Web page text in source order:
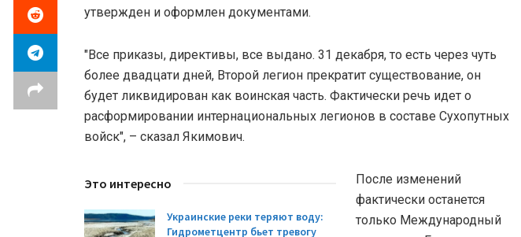
утвержден и оформлен документами.
"Все приказы, директивы, все выдано. 31 декабря, то есть через чуть
более двадцати дней, Второй легион прекратит существование, он
будет ликвидирован как воинская часть. Фактически речь идет о
расформировании интернациональных легионов в составе Сухопутных
войск", – сказал Якимович.
Это интересно
Украинские реки теряют воду:
Гидрометцентр бьет тревогу
После изменений
фактически останется
только Международный